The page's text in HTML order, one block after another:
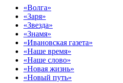
«Волга»
«Заря»
«Звезда»
«Знамя»
«Ивановская газета»
«Наше время»
«Наше слово»
«Новая жизнь»
«Новый путь»